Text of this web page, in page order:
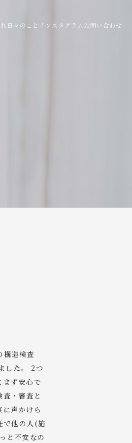
日々のこと インスタグラム お問い合わせ
構造検査
した。 2つ
まず安心で
・審査と
声かけら
で他の人(施
と不安なの